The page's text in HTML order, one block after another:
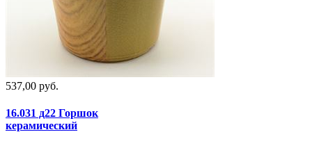
537,00 руб.
16.031 д22 Горшок
керамический